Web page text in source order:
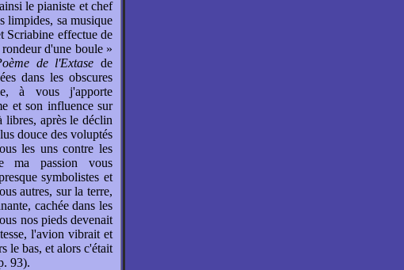
le pianiste et chef
limpides, sa musique
Scriabine effectue de
d'une boule »
de l'Extase de
dans les obscures
à vous j'apporte
et son influence sur
libres, après le déclin
douce des voluptés
les uns contre les
ma passion vous
symbolistes et
autres, sur la terre,
cachée dans les
nos pieds devenait
l'avion vibrait et
le bas, et alors c'était
93).